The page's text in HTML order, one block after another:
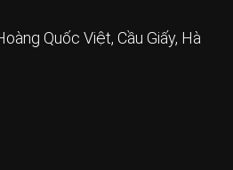
Quốc Việt, Cầu Giấy, Hà